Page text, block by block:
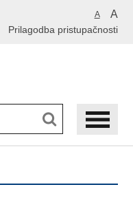
A A
Prilagodba pristupačnosti